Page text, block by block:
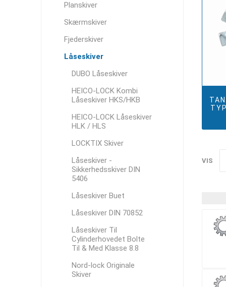
VIS
Planskiver
Skærmskiver
Fjederskiver
Låseskiver
DUBO Låseskiver
HEICO-LOCK Kombi
Låseskiver HKS/HKB
HEICO-LOCK Låseskiver
HLK / HLS
LOCKTIX Skiver
Låseskiver -
Sikkerhedsskiver DIN
5406
Låseskiver Buet
Låseskiver DIN 70852
Låseskiver Til
Cylinderhovedet Bolte
Til & Med Klasse 8.8
Nord-lock Originale
Skiver